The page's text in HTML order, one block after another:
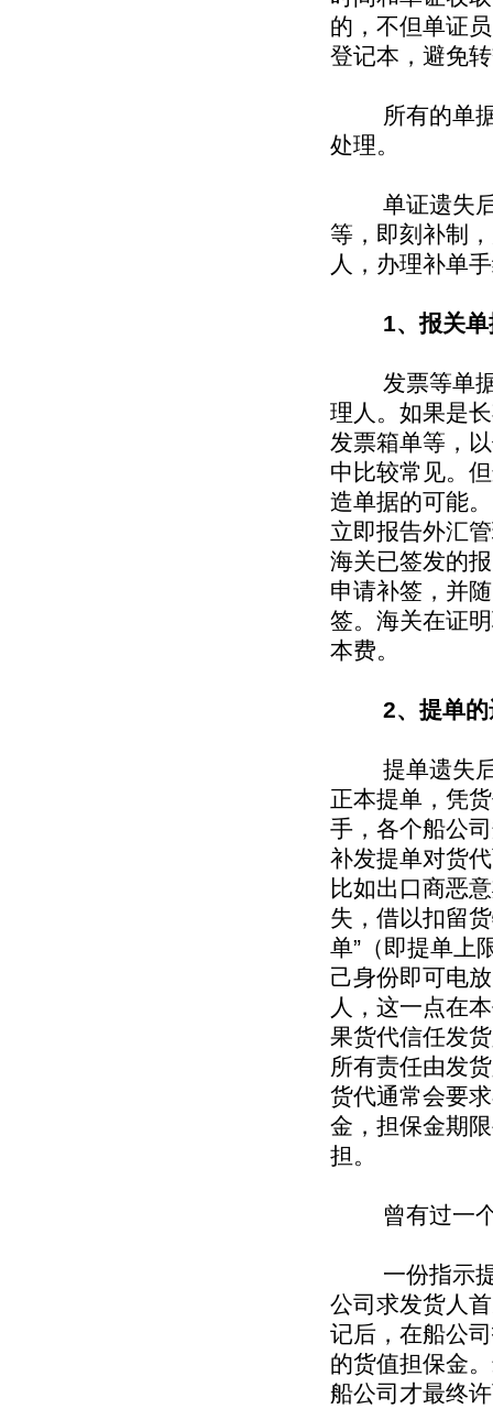
的，不但单证
登记本，避免
所有的单据
处理。
单证遗失后
等，即刻补制
人，办理补单
1、报关
发票等单据
理人。如果是
发票箱单等，
中比较常见。
造单据的可能
立即报告外汇
海关已签发的
申请补签，并
签。海关在证
本费。
2、提单
提单遗失后
正本提单，凭
手，各个船公
补发提单对货
比如出口商恶
失，借以扣留
单”（即提单上
己身份即可电
人，这一点在
果货代信任发
所有责任由发
货代通常会要
金，担保金期
担。
曾有过一个
一份指示提
公司求发货人
记后，在船公
的货值担保金
船公司才最终